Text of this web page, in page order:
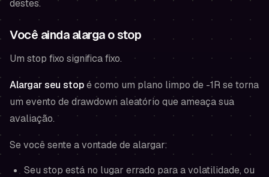
destes.
Você ainda alarga o stop
Um stop fixo significa fixo.
Alargar seu stopé como um plano limpo de -1R se torna
um evento de drawdown aleatório que ameaça sua
avaliação.
Se você sente a vontade de alargar:
Seu stop está no lugar errado para a volatilidade, ou